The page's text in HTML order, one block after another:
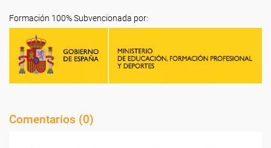
Formación 100% Subvencionada por:
Comentarios (0)